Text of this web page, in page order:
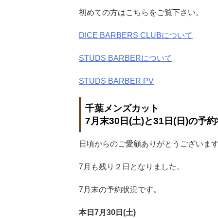
初めての方はこちらをご覧下さい。
DICE BARBERS CLUBについて
STUDS BARBERについて
STUDS BARBER PV
千葉メンズカット
7月末30日(土)と31日(日)の予
日頃からのご愛顧ありがとうございます
7月も残り２日となりました。
7月末の予約状況です。
本日7月30日(土)